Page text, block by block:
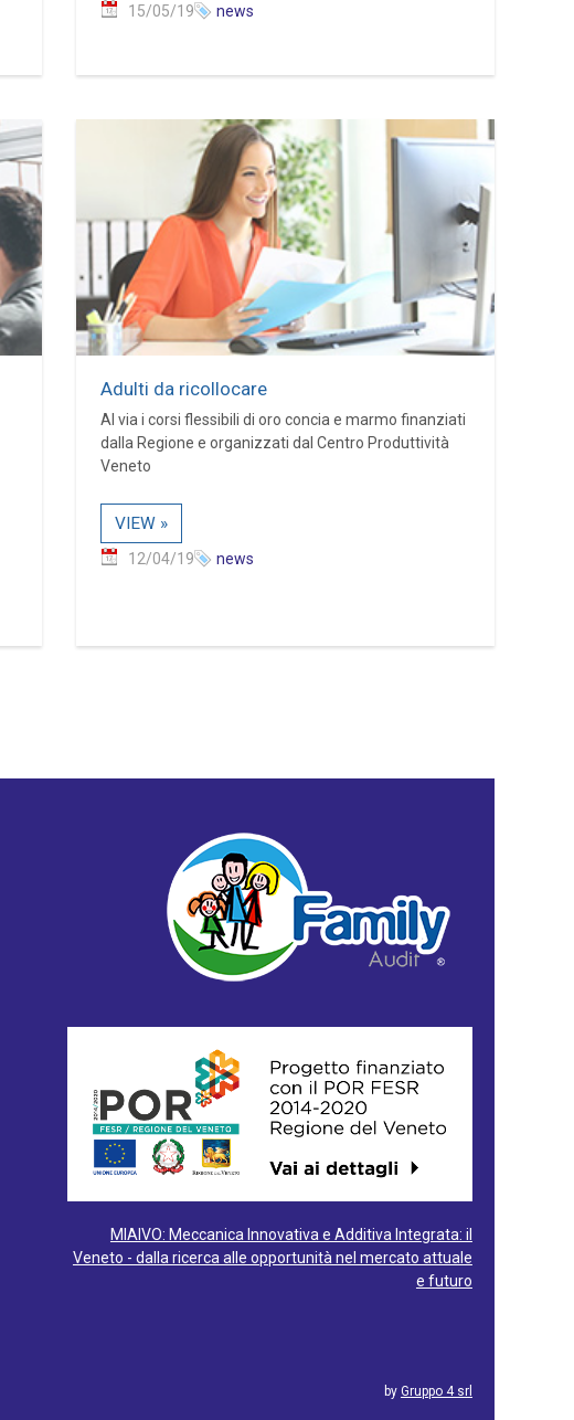
15/05/19 news
Adulti da ricollocare
Al via i corsi flessibili di oro concia e marmo finanziati
dalla Regione e organizzati dal Centro Produttività
Veneto
VIEW »
12/04/19 news
MIAIVO: Meccanica Innovativa e Additiva Integrata: il
Veneto - dalla ricerca alle opportunità nel mercato attuale
e futuro
by Gruppo 4 srl